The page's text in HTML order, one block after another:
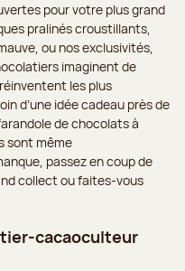
pour votre plus grand
pralinés croustillants,
ou nos exclusivités,
imaginent de
les plus
d’une idée cadeau près de
de chocolats à
sont même
passez en coup de
collect ou faites-vous
cacaoculteur